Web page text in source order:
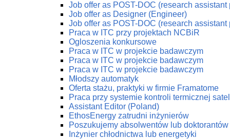
Job offer as POST-DOC (research assistant
Job offer as Designer (Engineer)
Job offer as POST-DOC (research assistant
Praca w ITC przy projektach NCBiR
Ogloszenia konkursowe
Praca w ITC w projekcie badawczym
Praca w ITC w projekcie badawczym
Praca w ITC w projekcie badawczym
Młodszy automatyk
Oferta stażu, praktyki w firmie Framatome
Praca przy systemie kontroli termicznej
Assistant Editor (Poland)
EthosEnergy zatrudni inżynierów
Poszukujemy absolwentów lub
Inżynier chłodnictwa lub energetyki